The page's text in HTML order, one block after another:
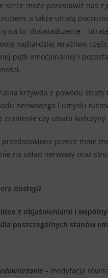
serce może pozostawić nas z
a także utratą
na to doświadczenie –
najbardziej wrażliwe
pętli emocjonalnej i
krzywda z powodu straty
nerwowego i umysłu
zranienie czy utrata kończyny.
przedstawione przeze mnie
na układ nerwowy oraz
dostęp?
z objaśnieniami i
poszczególnych stanów
– medytacja